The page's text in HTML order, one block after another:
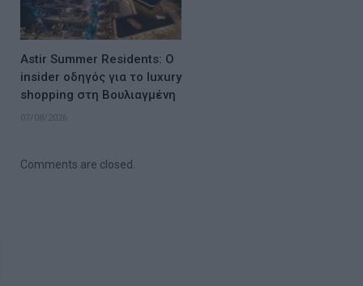
Astir Summer Residents: Ο
insider οδηγός για το luxury
shopping στη Βουλιαγμένη
07/08/2026
Comments are closed.